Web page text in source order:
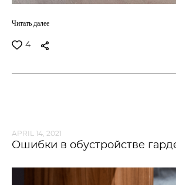
Читать далее
4
Ошибки в обустройстве
APRIL 14, 2021